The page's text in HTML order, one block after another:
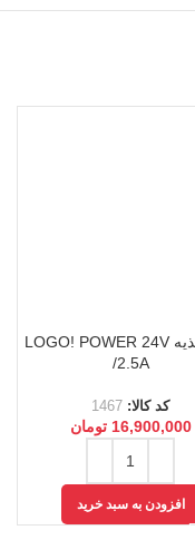
منبع تغذیه LOGO! POWER 24V
/2.5A
کد کالا: 1467
16,900,000 تومان
افزودن به سبد خرید